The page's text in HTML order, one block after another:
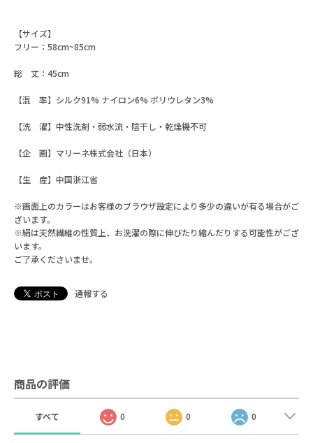
【サイズ】
フリー：58cm~85cm
総 丈：45cm
【混 率】シルク91% ナイロン6% ポリウレタン3%
【洗 濯】中性洗剤・弱水流・陰干し・乾燥機不可
【企 画】マリーネ株式会社（日本）
【生 産】中国浙江省
※画面上のカラーはお客様のブラウザ設定により多少の違いが有る場合がご
ざいます。
※絹は天然繊維の性質上、お洗濯の際に伸びたり縮んだりする可能性がござ
います。
ご了承くださいませ。
通報する
商品の評価
すべて 0 0 0